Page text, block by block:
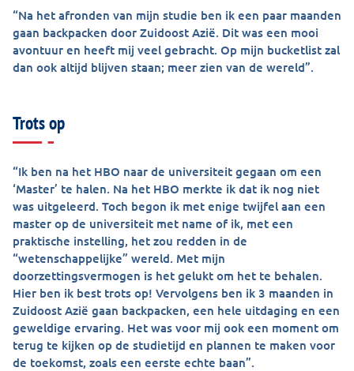
“Na het afronden van mijn studie ben ik een paar maanden
gaan backpacken door Zuidoost Azië. Dit was een mooi
avontuur en heeft mij veel gebracht. Op mijn bucketlist zal
dan ook altijd blijven staan; meer zien van de wereld”.
Trots op
“Ik ben na het HBO naar de universiteit gegaan om een
‘Master’ te halen. Na het HBO merkte ik dat ik nog niet
was uitgeleerd. Toch begon ik met enige twijfel aan een
master op de universiteit met name of ik, met een
praktische instelling, het zou redden in de
“wetenschappelijke” wereld. Met mijn
doorzettingsvermogen is het gelukt om het te behalen.
Hier ben ik best trots op! Vervolgens ben ik 3 maanden in
Zuidoost Azië gaan backpacken, een hele uitdaging en een
geweldige ervaring. Het was voor mij ook een moment om
terug te kijken op de studietijd en plannen te maken voor
de toekomst, zoals een eerste echte baan”.